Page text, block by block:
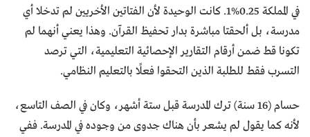
في المملكة 0.25%1. كانت الوحيدة لأن الفتاتين الأخريين لم تدخلا أي
مدرسة، بل ألحقتا مباشرة بدار تحفيظ القرآن. وهذا يعني أنهما لم
تكونا قط ضمن أرقام التقارير الإحصائية التعليمية، التي ترصد
التسرب فقط للطلبة الذين التحقوا فعلًا بالتعليم النظامي.
حسام (16 سنة) ترك المدرسة قبل ستة أشهر، وكان في الصف التاسع،
لأنه كما يقول لم يشعر بأن هناك جدوى من وجوده في المدرسة. ففي